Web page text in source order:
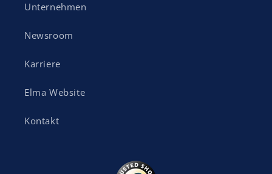
Unternehmen
Newsroom
Karriere
Elma Website
Kontakt